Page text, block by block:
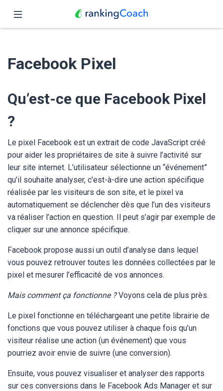
Fonctionnalités
Tarifs
Blog
Français
Facebook Pixel
Qu’est-ce que Facebook Pixel
?
Le pixel Facebook est un extrait de code JavaScript créé
pour aider les propriétaires de site à suivre l’activité sur
leur site internet. L’utilisateur sélectionne un “événement”
qu’il souhaite analyser, c’est-à-dire une action spécifique
réalisée par les visiteurs de son site, et le pixel va
automatiquement se déclencher dès que l’un des visiteurs
va réaliser l’action en question. Il peut s’agir par exemple de
cliquer sur une annonce spécifique.
Facebook propose aussi un outil d’analyse dans lequel
vous pouvez retrouver toutes les données collectées par le
pixel et mesurer l’efficacité de vos annonces.
Mais comment ça fonctionne ?Voyons cela de plus près.
Le pixel fonctionne en téléchargeant une petite librairie de
fonctions que vous pouvez utiliser à chaque fois qu’un
visiteur réalise une action (un événement) que vous
pourriez avoir envie de suivre (une conversion).
Ensuite, vous pouvez visualiser et analyser des rapports
sur ces conversions dans le Facebook Ads Manager et sur